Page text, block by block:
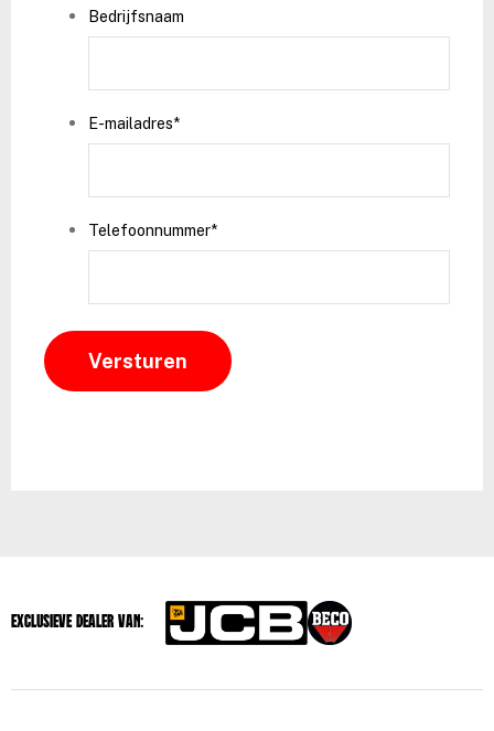
Bedrijfsnaam
E-mailadres*
Telefoonnummer*
Exclusieve dealer van: